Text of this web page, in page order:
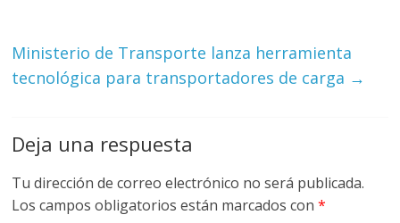
T
E
R
A
S
Ministerio de Transporte lanza herramienta
tecnológica para transportadores de carga →
Deja una respuesta
Tu dirección de correo electrónico no será publicada.
Los campos obligatorios están marcados con*